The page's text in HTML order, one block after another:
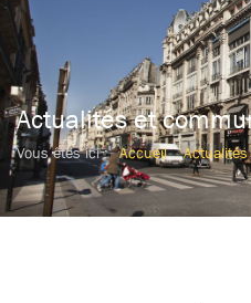
Actualités et
Vous êtes ici : Accueil